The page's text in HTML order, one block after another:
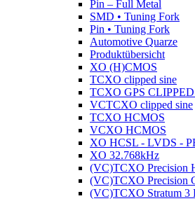
Pin – Full Metal
SMD • Tuning Fork
Pin • Tuning Fork
Automotive Quarze
Produktübersicht
XO (H)CMOS
TCXO clipped sine
TCXO GPS
VCTCXO clipped sine
TCXO HCMOS
VCXO HCMOS
XO HCSL - LVDS -
XO 32.768kHz
(VC)TCXO Precision
(VC)TCXO Precision
(VC)TCXO Stratum 3